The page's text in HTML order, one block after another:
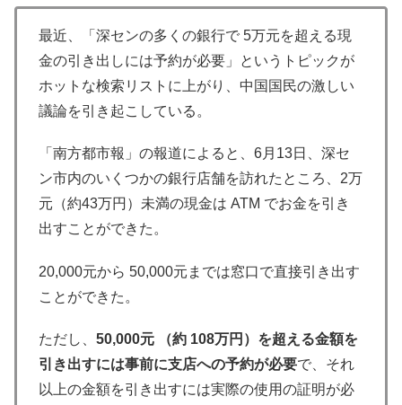
最近、「深センの多くの銀行で 5万元を超える現
金の引き出しには予約が必要」というトピックが
ホットな検索リストに上がり、中国国民の激しい
議論を引き起こしている。
「南方都市報」の報道によると、6月13日、深セ
ン市内のいくつかの銀行店舗を訪れたところ、2万
元（約43万円）未満の現金は ATM でお金を引き
出すことができた。
20,000元から 50,000元までは窓口で直接引き出す
ことができた。
ただし、 50,000元 （約 108万円）を超える金額を
引き出すには事前に支店への予約が必要で、それ
以上の金額を引き出すには実際の使用の証明が必